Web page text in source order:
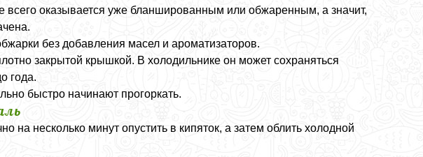
всего оказывается уже бланшированным или обжаренным, а значит,
без добавления масел и ароматизаторов.
закрытой крышкой. В холодильнике он может сохраняться
года.
быстро начинают прогоркать.
на несколько минут опустить в кипяток, а затем облить холодной